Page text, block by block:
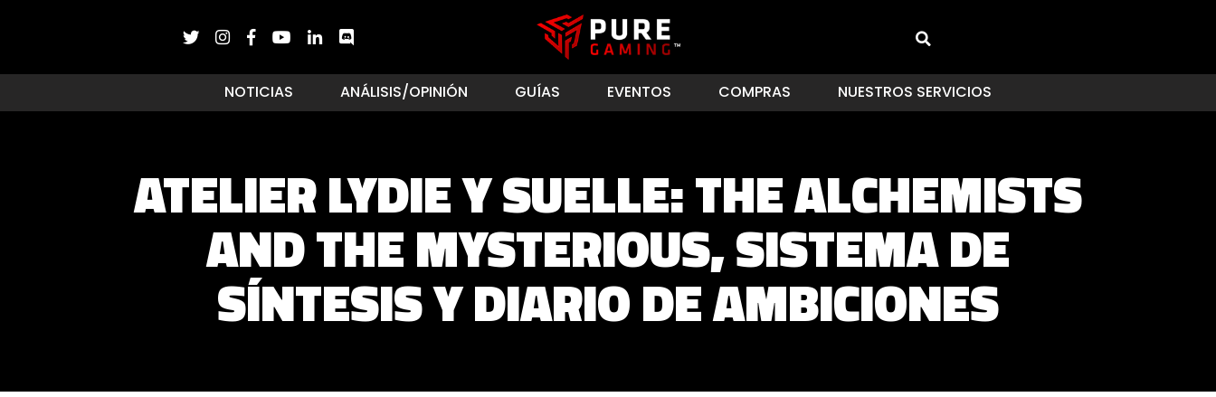
NOTICIAS ANÁLISIS/OPINIÓN GUÍAS EVENTOS COMPRAS NUESTROS SERVICIOS
ATELIER LYDIE Y SUELLE: THE ALCHEMISTS
AND THE MYSTERIOUS, SISTEMA DE
SÍNTESIS Y DIARIO DE AMBICIONES